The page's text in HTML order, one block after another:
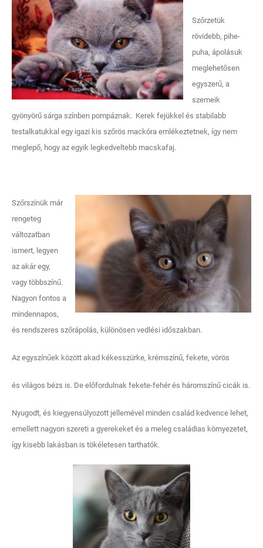
Szőrzetük
rövidebb, pihe-
puha, ápolásuk
meglehetősen
egyszerű, a
szemeik
gyönyörű sárga színben pompáznak. Kerek fejükkel és stabilabb
testalkatukkal egy igazi kis szőrös mackóra emlékeztetnek, így nem
meglepő, hogy az egyik legkedveltebb macskafaj.
Szőrszínük már
rengeteg
változatban
ismert, legyen
az akár egy,
vagy többszínű.
Nagyon fontos a
mindennapos,
és rendszeres szőrápolás, különösen vedlési időszakban.
Az egyszínűek között akad kékesszürke, krémszínű, fekete, vörös
és világos bézs is. De előfordulnak fekete-fehér és háromszínű cicák is.
Nyugodt, és kiegyensúlyozott jellemével minden család kedvence lehet,
emellett nagyon szereti a gyerekeket és a meleg családias környezetet,
így kisebb lakásban is tökéletesen tarthatók.